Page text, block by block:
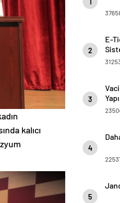
kalıcı
2
E-
3
4
5